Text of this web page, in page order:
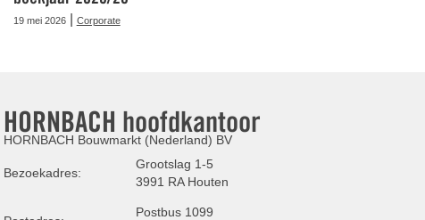
19 mei 2026| Corporate
HORNBACH hoofdkantoor
HORNBACH Bouwmarkt (Nederland) BV
Bezoekadres:
Grootslag 1-5
3991 RA Houten
Postbus 1099